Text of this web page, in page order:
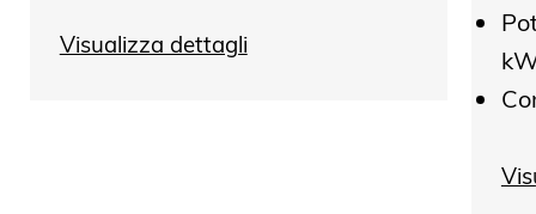
Visualizza dettagli